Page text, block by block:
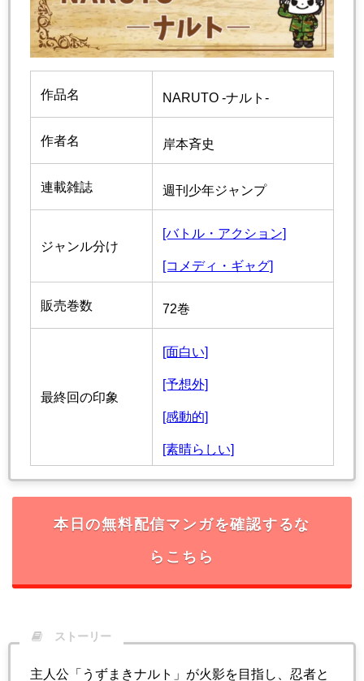
作品名 NARUTO -ナルト-
作者名 岸本斉史
連載雑誌 週刊少年ジャンプ
ジャンル分け
[バトル・アクション]
[コメディ・ギャグ]
販売巻数 72巻
最終回の印象
[面白い]
[予想外]
[感動的]
[素晴らしい]
本日の無料配信マンガを確認するな
らこちら
ストーリー
主人公「うずまきナルト」が火影を目指し、忍者と